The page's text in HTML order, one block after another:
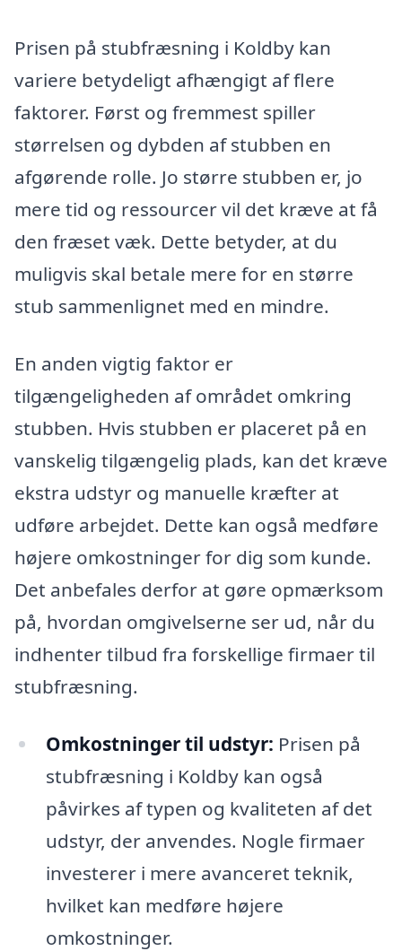
Prisen på stubfræsning i Koldby kan
variere betydeligt afhængigt af flere
faktorer. Først og fremmest spiller
størrelsen og dybden af stubben en
afgørende rolle. Jo større stubben er, jo
mere tid og ressourcer vil det kræve at få
den fræset væk. Dette betyder, at du
muligvis skal betale mere for en større
stub sammenlignet med en mindre.
En anden vigtig faktor er
tilgængeligheden af området omkring
stubben. Hvis stubben er placeret på en
vanskelig tilgængelig plads, kan det kræve
ekstra udstyr og manuelle kræfter at
udføre arbejdet. Dette kan også medføre
højere omkostninger for dig som kunde.
Det anbefales derfor at gøre opmærksom
på, hvordan omgivelserne ser ud, når du
indhenter tilbud fra forskellige firmaer til
stubfræsning.
Omkostninger til udstyr: Prisen på
stubfræsning i Koldby kan også
påvirkes af typen og kvaliteten af det
udstyr, der anvendes. Nogle firmaer
investerer i mere avanceret teknik,
hvilket kan medføre højere
omkostninger.